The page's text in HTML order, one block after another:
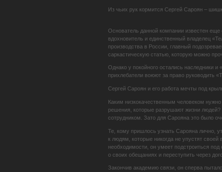
Из чьих рук кормится Сергей Сароян –
Основатель данной компании известен еще
вдохновитель и единственный владелец
производства в России, главный
саркастическую статью, которую можно
Однако у покойного остались наследники
прихлебатели воюют за право руководить
Сергей Сароян и его работа мечты под
Каким низкокачественным человеком
решения, которые разрушают жизни людей?
сотрудником. Зато для Сарояна это было
Те, кому пришлось узнать Сарояна лично,
к людям, которые никогда не упустят
необходимости, он умеет подстроиться
о своих обещаниях и переступить через
Закончив академию связи, он сперва